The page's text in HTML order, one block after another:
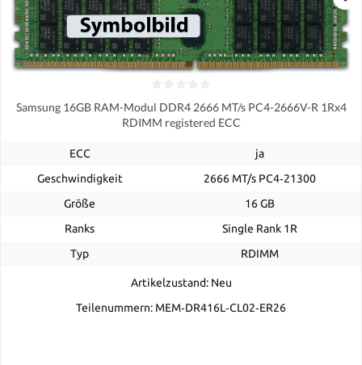
Samsung 16GB RAM-Modul DDR4 2666 MT/s PC4-2666V-R 1Rx4
RDIMM registered ECC
ECC
ja
Geschwindigkeit
2666 MT/s PC4‑21300
Größe
16 GB
Ranks
Single Rank 1R
Typ
RDIMM
Artikelzustand: Neu
Teilenummern: MEM‐DR416L‐CL02‐ER26